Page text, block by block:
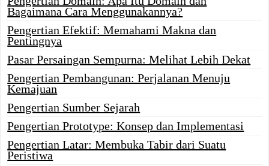
Bagaimana Cara Menggunakannya?
Pengertian Efektif: Memahami Makna dan
Pentingnya
Pasar Persaingan Sempurna: Melihat Lebih Dekat
Pengertian Pembangunan: Perjalanan Menuju
Kemajuan
Pengertian Sumber Sejarah
Pengertian Prototype: Konsep dan Implementasi
Pengertian Latar: Membuka Tabir dari Suatu
Peristiwa